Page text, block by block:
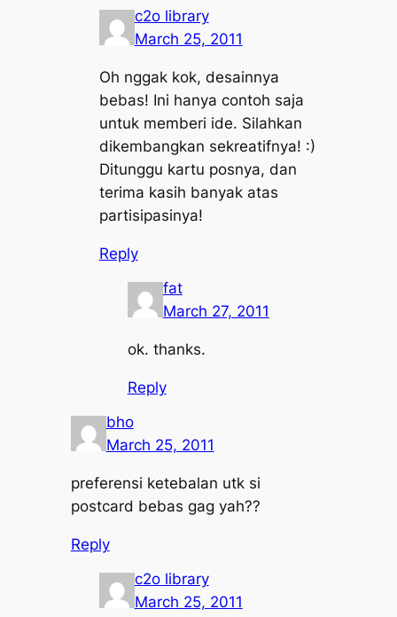
c2o library
March 25, 2011
Oh nggak kok, desainnya
bebas! Ini hanya contoh saja
untuk memberi ide. Silahkan
dikembangkan sekreatifnya! :)
Ditunggu kartu posnya, dan
terima kasih banyak atas
partisipasinya!
Reply
fat
March 27, 2011
ok. thanks.
Reply
bho
March 25, 2011
preferensi ketebalan utk si
postcard bebas gag yah??
Reply
c2o library
March 25, 2011